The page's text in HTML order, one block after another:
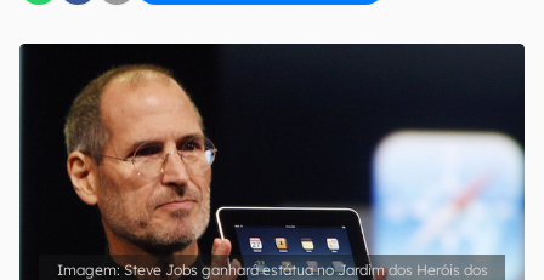
Uso e Política de Privacidade do Canaltech.
Steve Jobs ganhará estátua no Jardim dos Heróis dos